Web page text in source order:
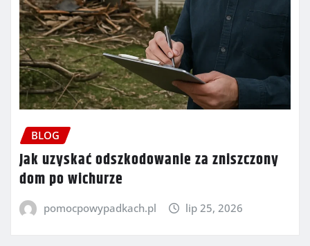
BLOG
Jak uzyskać odszkodowanie za zniszczony
dom po wichurze
pomocpowypadkach.pl lip 25, 2026